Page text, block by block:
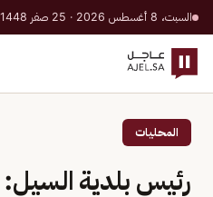
السبت، 8 أغسطس 2026 · 25 صفر 1448 هـ
المحليات